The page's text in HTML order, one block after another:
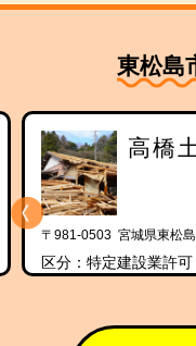
東松島
高橋
〒981-0503 宮城県東松
区分：特定建設業許可